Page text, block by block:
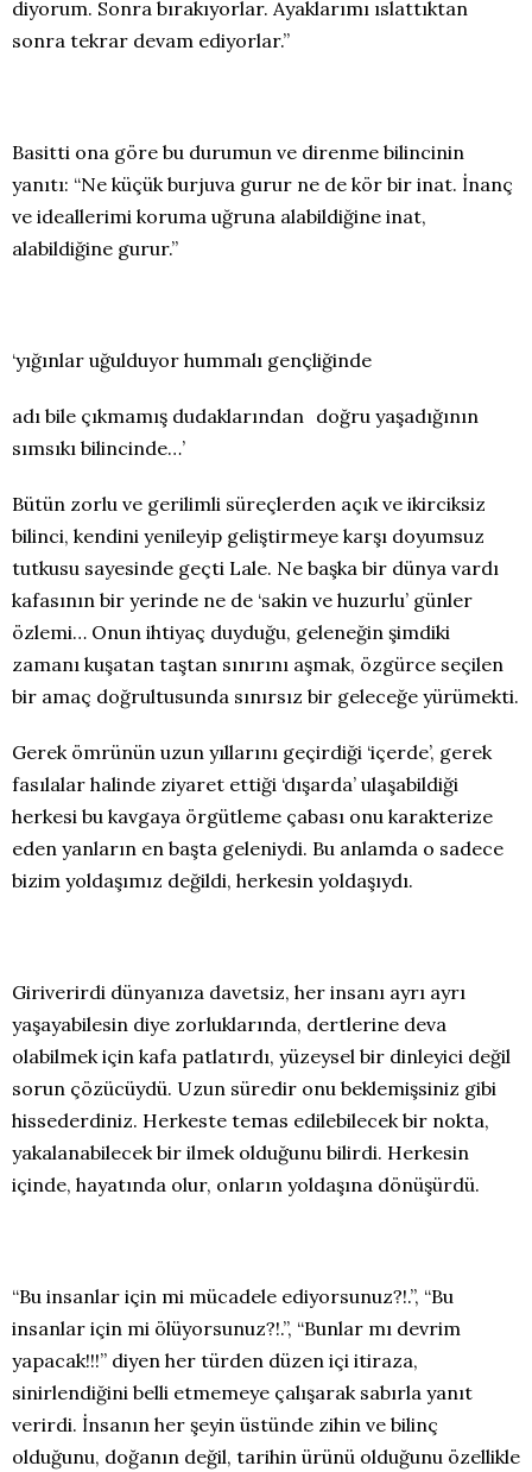
diyorum. Sonra bırakıyorlar. Ayaklarımı ıslattıktan
sonra tekrar devam ediyorlar.”
Basitti ona göre bu durumun ve direnme bilincinin
yanıtı: “Ne küçük burjuva gurur ne de kör bir inat. İnanç
ve ideallerimi koruma uğruna alabildiğine inat,
alabildiğine gurur.”
‘yığınlar uğulduyor hummalı gençliğinde
adı bile çıkmamış dudaklarından doğru yaşadığının
sımsıkı bilincinde…’
Bütün zorlu ve gerilimli süreçlerden açık ve ikirciksiz
bilinci, kendini yenileyip geliştirmeye karşı doyumsuz
tutkusu sayesinde geçti Lale. Ne başka bir dünya vardı
kafasının bir yerinde ne de ‘sakin ve huzurlu’ günler
özlemi… Onun ihtiyaç duyduğu, geleneğin şimdiki
zamanı kuşatan taştan sınırını aşmak, özgürce seçilen
bir amaç doğrultusunda sınırsız bir geleceğe yürümekti.
Gerek ömrünün uzun yıllarını geçirdiği ‘içerde’, gerek
fasılalar halinde ziyaret ettiği ‘dışarda’ ulaşabildiği
herkesi bu kavgaya örgütleme çabası onu karakterize
eden yanların en başta geleniydi. Bu anlamda o sadece
bizim yoldaşımız değildi, herkesin yoldaşıydı.
Giriverirdi dünyanıza davetsiz, her insanı ayrı ayrı
yaşayabilesin diye zorluklarında, dertlerine deva
olabilmek için kafa patlatırdı, yüzeysel bir dinleyici değil
sorun çözücüydü. Uzun süredir onu beklemişsiniz gibi
hissederdiniz. Herkeste temas edilebilecek bir nokta,
yakalanabilecek bir ilmek olduğunu bilirdi. Herkesin
içinde, hayatında olur, onların yoldaşına dönüşürdü.
“Bu insanlar için mi mücadele ediyorsunuz?!.”, “Bu
insanlar için mi ölüyorsunuz?!.”, “Bunlar mı devrim
yapacak!!!” diyen her türden düzen içi itiraza,
sinirlendiğini belli etmemeye çalışarak sabırla yanıt
verirdi. İnsanın her şeyin üstünde zihin ve bilinç
olduğunu, doğanın değil, tarihin ürünü olduğunu özellikle